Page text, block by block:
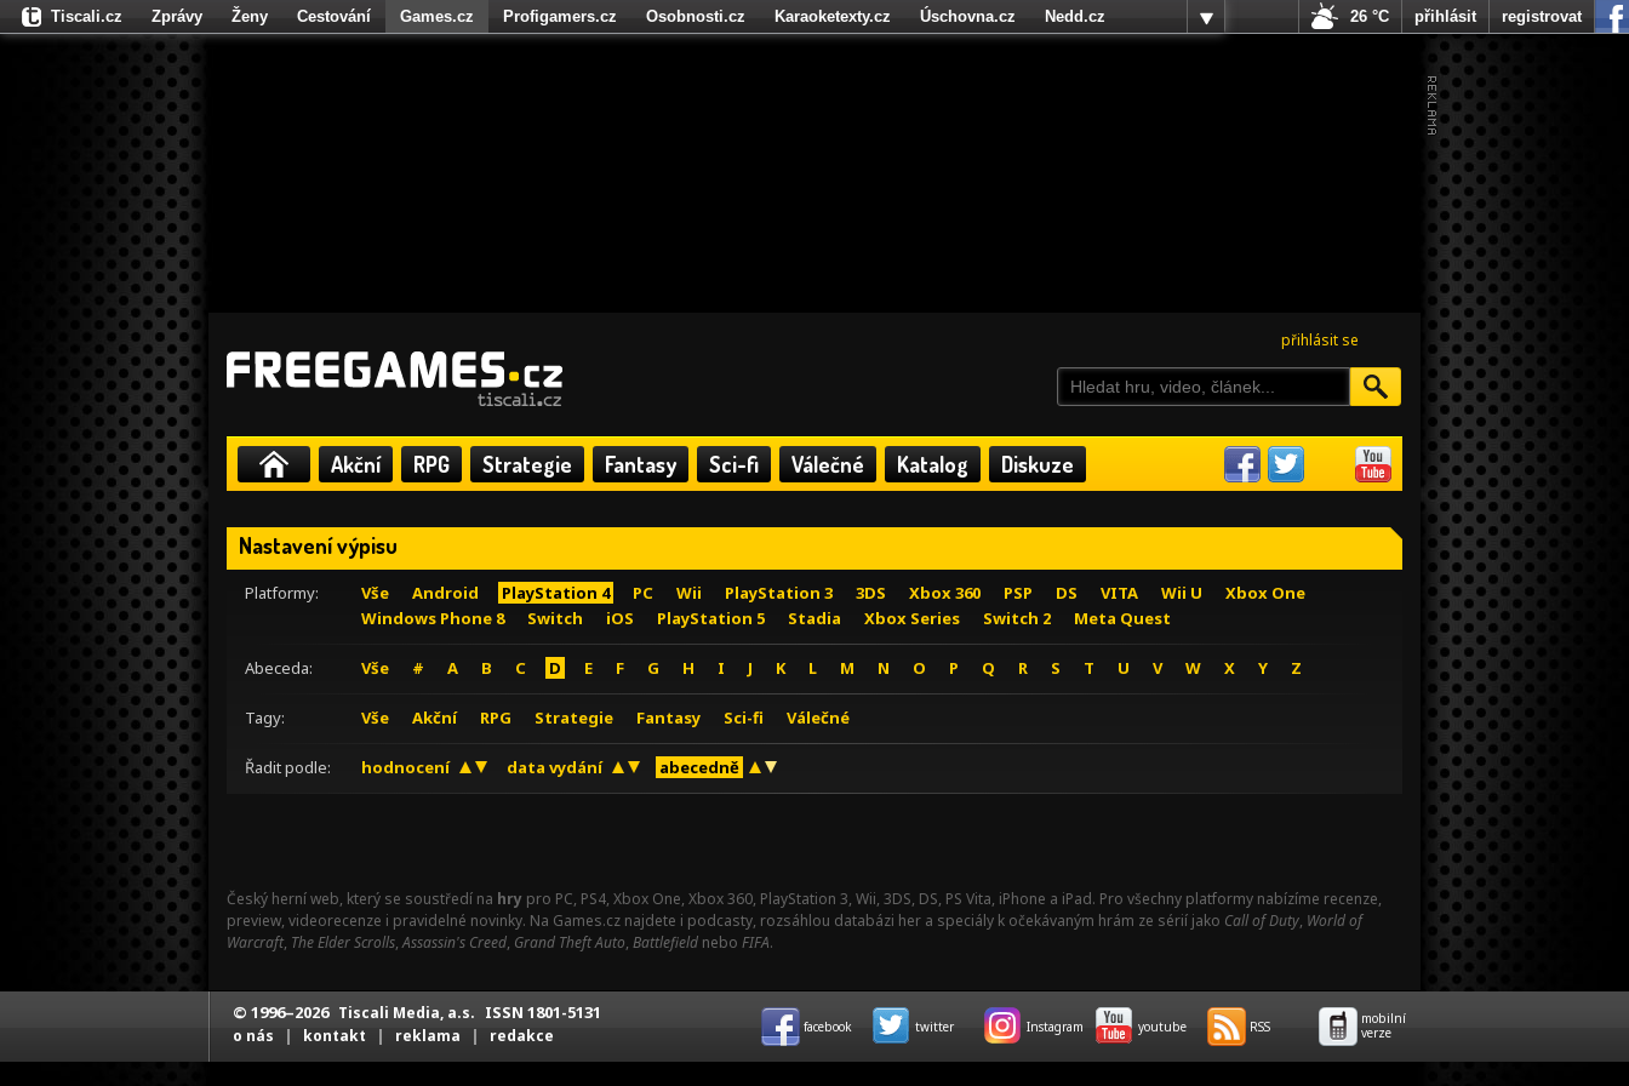
přihlásit se
Akční RPG Strategie Fantasy Sci-fi Válečné Katalog Diskuze
Nastavení výpisu
Platformy: Vše Android PlayStation 4 PC Wii PlayStation 3 3DS Xbox 360 PSP DS VITA Wii U
Xbox One
Windows Phone 8
Switch iOS PlayStation 5 Stadia Xbox Series Switch 2 Meta Quest
Abeceda: Vše # A B C D E F G H I J K L M N O P Q R S T U V W X Y Z
Tagy: Vše Akční RPG Strategie Fantasy Sci-fi Válečné
Řadit podle: hodnocení data vydání abecedně
Český herní web, který se soustředí na hry pro PC, PS4, Xbox One, Xbox 360, PlayStation 3, Wii, 3DS, DS, PS Vita, iPhone a iPad. Pro všechny platformy nabízíme recenze,
preview, videorecenze i pravidelné novinky. Na Games.cz najdete i podcasty, rozsáhlou databázi her a speciály k očekávaným hrám ze sérií jako Call of Duty, World of
Warcraft, The Elder Scrolls,Assassin's Creed, Grand Theft Auto, Battlefield nebo FIFA.
Tiscali.cz Zprávy Ženy Cestování Games.cz Profigamers.cz Osobnosti.cz Karaoketexty.cz Úschovna.cz
Nedd.cz
Fights.cz
26 °C přihlásit registrovat
© 1996–2026 Tiscali Media, a.s. ISSN 1801-5131
o nás | kontakt | reklama | redakce facebook twitter Instagram youtube RSS
mobilní
verze